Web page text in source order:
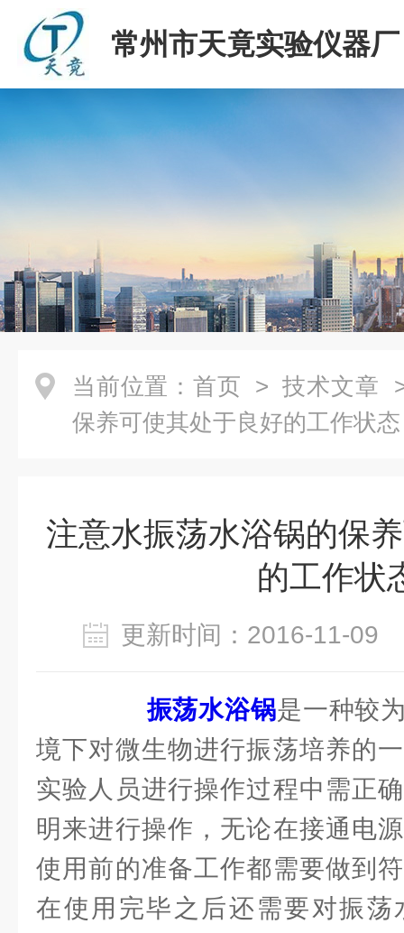
常州市天竟实验仪器厂
当前位置： 首页 > 技术文章
保养可使其处于良好的工作状态
注意水振荡水浴锅的保
的工作状
更新时间：2016-11-
振荡水浴锅是一种较
境下对微生物进行振荡培养的
实验人员进行操作过程中需正
明来进行操作，无论在接通电
使用前的准备工作都需要做到
在使用完毕之后还需要对振荡